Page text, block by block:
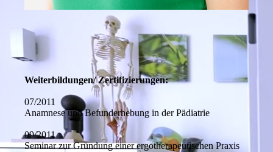
Weiterbildungen/ Zertifizierungen:
07/2011
Anamnese und Befunderhebung in der Pädiatrie
09/2011
Seminar zur Gründung einer ergotherapeutischen Praxis